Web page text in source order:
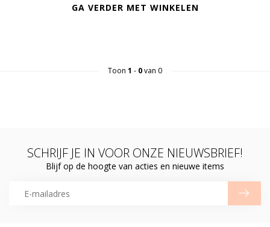
GA VERDER MET WINKELEN
Toon 1 - 0van 0
SCHRIJF JE IN VOOR ONZE NIEUWSBRIEF!
Blijf op de hoogte van acties en nieuwe items